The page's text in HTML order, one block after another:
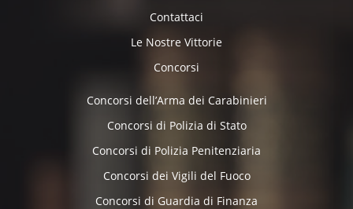
Contattaci
Le Nostre Vittorie
Concorsi
Concorsi dell’Arma dei Carabinieri
Concorsi di Polizia di Stato
Concorsi di Polizia Penitenziaria
Concorsi dei Vigili del Fuoco
Concorsi di Guardia di Finanza